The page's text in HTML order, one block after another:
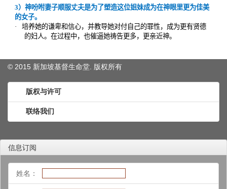
© 2015 新加坡基督生命堂. 版权所有
版权与许可
联络我们
信息订阅
姓名：